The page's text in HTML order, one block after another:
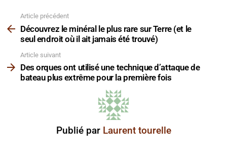
plus
Article précédent
Découvrez le minéral le plus rare sur Terre (et le
seul endroit où il ait jamais été trouvé)
Article suivant
Des orques ont utilisé une technique d’attaque de
bateau plus extrême pour la première fois
Publié par Laurent tourelle